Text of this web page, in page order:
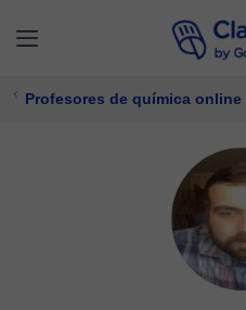
Profesores de química online